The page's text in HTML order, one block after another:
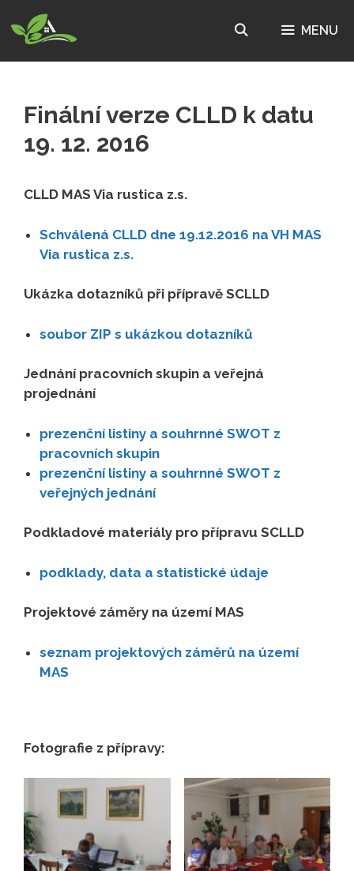
na
obsah
MENU
Finální verze CLLD k datu
19. 12. 2016
CLLD MAS Via rustica z.s.
Schválená CLLD dne 19.12.2016 na VH MAS
Via rustica z.s.
Ukázka dotazníků při přípravě SCLLD
soubor ZIP s ukázkou dotazníků
Jednání pracovních skupin a veřejná
projednání
prezenční listiny a souhrnné SWOT z
pracovních skupin
prezenční listiny a souhrnné SWOT z
veřejných jednání
Podkladové materiály pro přípravu SCLLD
podklady, data a statistické údaje
Projektové záměry na území MAS
seznam projektových záměrů na území
MAS
Fotografie z přípravy: